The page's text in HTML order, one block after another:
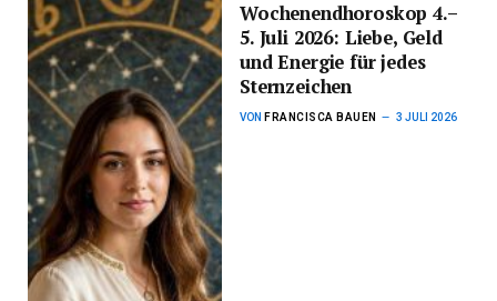
Wochenendhoroskop 4.–
5. Juli 2026: Liebe, Geld
und Energie für jedes
Sternzeichen
VON FRANCISCA BAUEN 3 JULI 2026